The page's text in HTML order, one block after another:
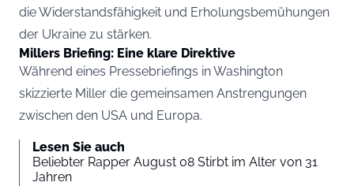
die Widerstandsfähigkeit und Erholungsbemühungen
der Ukraine zu stärken.
Millers Briefing: Eine klare Direktive
Während eines Pressebriefings in Washington
skizzierte Miller die gemeinsamen Anstrengungen
zwischen den USA und Europa.
Lesen Sie auch
Beliebter Rapper August 08 Stirbt im Alter von 31
Jahren